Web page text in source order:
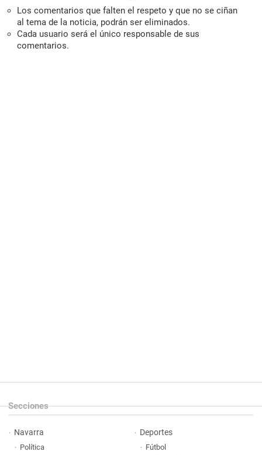
Los comentarios que falten el respeto y que no se ciñan
al tema de la noticia, podrán ser eliminados.
Cada usuario será el único responsable de sus
comentarios.
Secciones
Navarra
Política
Deportes
Fútbol